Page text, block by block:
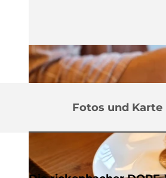
Fotos und Karte